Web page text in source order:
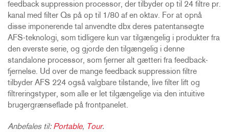
feedback suppression processor, der tilbyder op til 24 filtre pr.
kanal med filter Qs på op til 1/80 af en oktav. For at opnå
disse imponerende tal anvendte dbx deres patentansøgte
AFS-teknologi, som tidligere kun var tilgængelig i produkter fra
den øverste serie, og gjorde den tilgængelig i denne
standalone processor, som fjerner alt gætteri fra feedback-
fjernelse. Ud over de mange feedback suppression filtre
tilbyder AFS 224 også valgbare tilstande, live filter lift og
filtreringstyper, som alle er let tilgængelige via den intuitive
brugergrænseflade på frontpanelet.
Anbefales til: Portable, Tour.